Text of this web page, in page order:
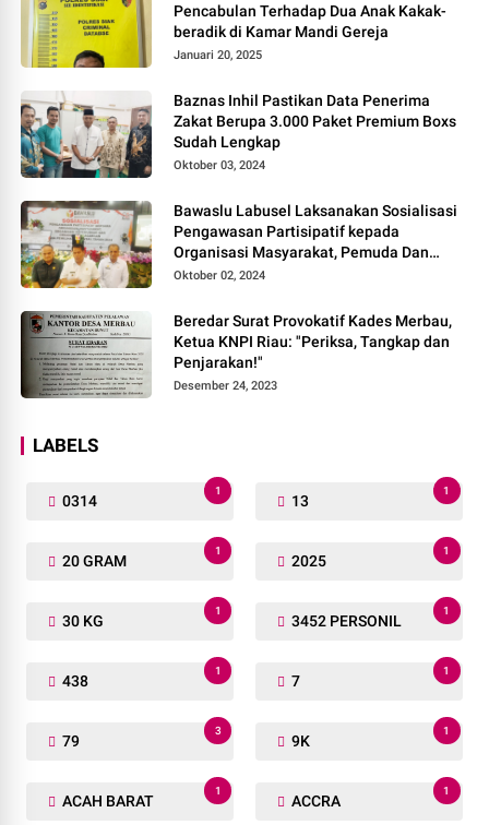
Pencabulan Terhadap Dua Anak Kakak-
beradik di Kamar Mandi Gereja
Januari 20, 2025
Baznas Inhil Pastikan Data Penerima
Zakat Berupa 3.000 Paket Premium Boxs
Sudah Lengkap
Oktober 03, 2024
Bawaslu Labusel Laksanakan Sosialisasi
Pengawasan Partisipatif kepada
Organisasi Masyarakat, Pemuda Dan
Agama Pada pilkada Serentak 2024
Oktober 02, 2024
Beredar Surat Provokatif Kades Merbau,
Ketua KNPI Riau: "Periksa, Tangkap dan
Penjarakan!"
Desember 24, 2023
LABELS
0314
1
13
1
20 GRAM
1
2025
1
30 KG
1
3452 PERSONIL
1
438
1
7
1
79
3
9K
1
ACAH BARAT
1
ACCRA
1